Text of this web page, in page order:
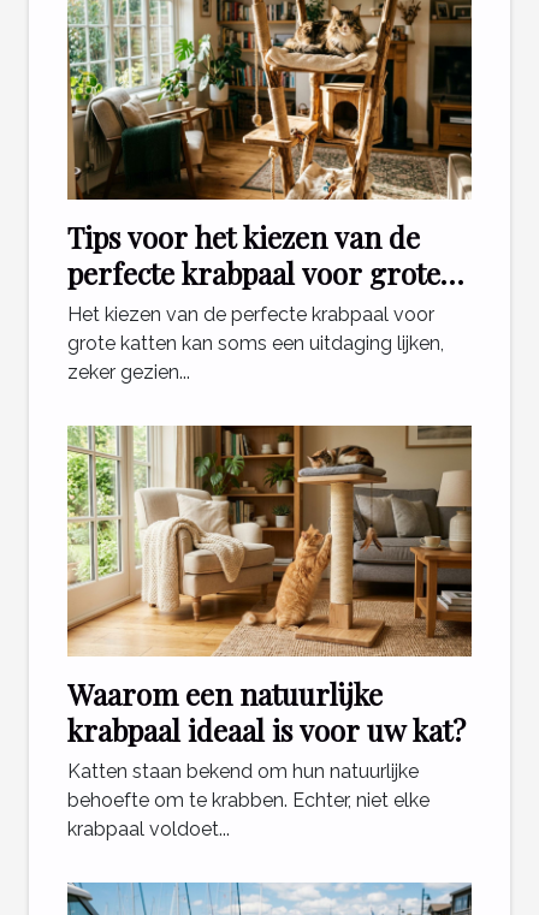
Tips voor het kiezen van de
perfecte krabpaal voor grote
katten
Het kiezen van de perfecte krabpaal voor
grote katten kan soms een uitdaging lijken,
zeker gezien...
Waarom een natuurlijke
krabpaal ideaal is voor uw kat?
Katten staan bekend om hun natuurlijke
behoefte om te krabben. Echter, niet elke
krabpaal voldoet...